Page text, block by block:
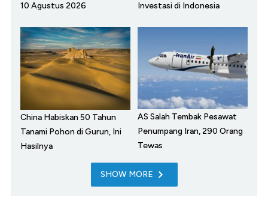
10 Agustus 2026
Investasi di Indonesia
China Habiskan 50 Tahun
Tanami Pohon di Gurun, Ini
Hasilnya
AS Salah Tembak Pesawat
Penumpang Iran, 290 Orang
Tewas
SHOW MORE